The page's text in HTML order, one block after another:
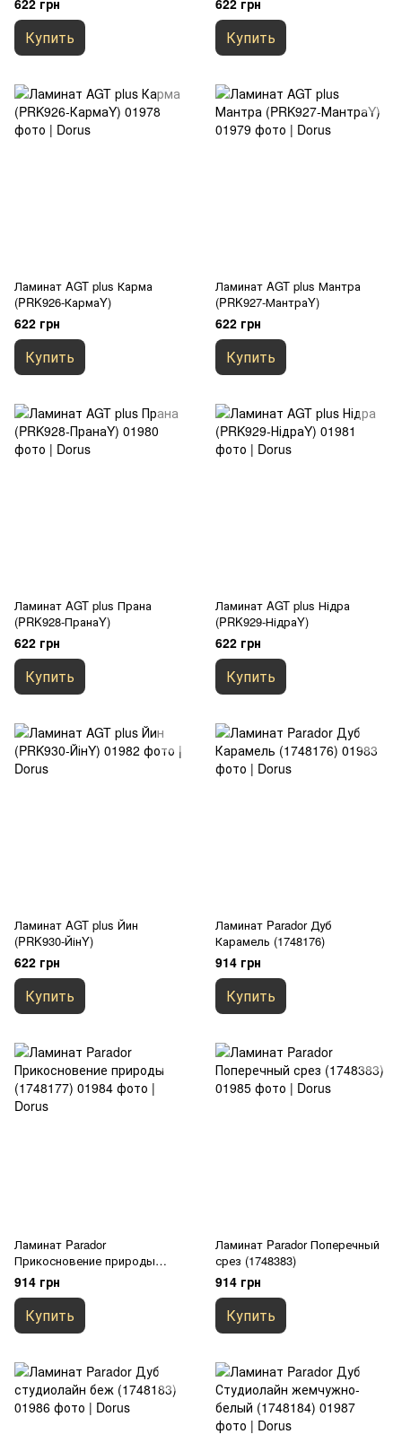
622 грн
Купить
622 грн
Купить
Ламинат AGT plus Карма
(PRK926-КармаY)
622 грн
Купить
Ламинат AGT plus Мантра
(PRK927-МантраY)
622 грн
Купить
Ламинат AGT plus Прана
(PRK928-ПранаY)
622 грн
Купить
Ламинат AGT plus Нідра
(PRK929-НідраY)
622 грн
Купить
Ламинат AGT plus Йин
(PRK930-ЙінY)
622 грн
Купить
Ламинат Parador Дуб
Карамель (1748176)
914 грн
Купить
Ламинат Parador
Прикосновение природы
(1748177)
914 грн
Купить
Ламинат Parador Поперечный
срез (1748383)
914 грн
Купить